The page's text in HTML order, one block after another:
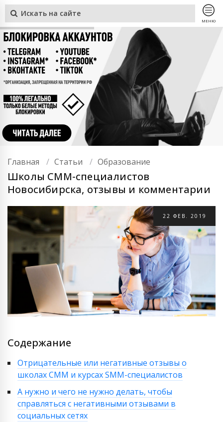
МЕНЮ
Главная Статьи Образование
Школы СММ-специалистов
Новосибирска, отзывы и комментарии
22 ФЕВ. 2019
Содержание
Отрицательные или негативные отзывы о
школах СММ и курсах SMM-специалистов
А нужно и чего не нужно делать, чтобы
справляться с негативными отзывами в
социальных сетях